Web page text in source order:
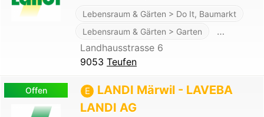
Lebensraum & Gärten > Do It, Baumarkt
Lebensraum & Gärten > Garten
…
Landhausstrasse 6
9053 Teufen
Offen E
LANDI Märwil - LAVEBA
LANDI AG